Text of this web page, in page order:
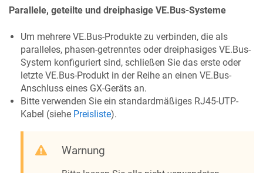
Parallele, geteilte und dreiphasige VE.Bus-Systeme
Um mehrere VE.Bus-Produkte zu verbinden, die als
paralleles, phasen-getrenntes oder dreiphasiges VE.Bus-
System konfiguriert sind, schließen Sie das erste oder
letzte VE.Bus-Produkt in der Reihe an einen VE.Bus-
Anschluss eines GX-Geräts an.
Bitte verwenden Sie ein standardmäßiges RJ45-UTP-
Kabel (siehe Preisliste).
Warnung